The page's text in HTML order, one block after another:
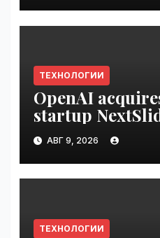
ТЕХНОЛОГИИ
OpenAI
startup
АВГ 9, 2026
ТЕХНОЛОГИИ